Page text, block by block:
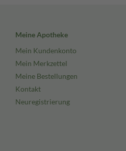
Meine Apotheke
Mein Kundenkonto
Mein Merkzettel
Meine Bestellungen
Kontakt
Neuregistrierung